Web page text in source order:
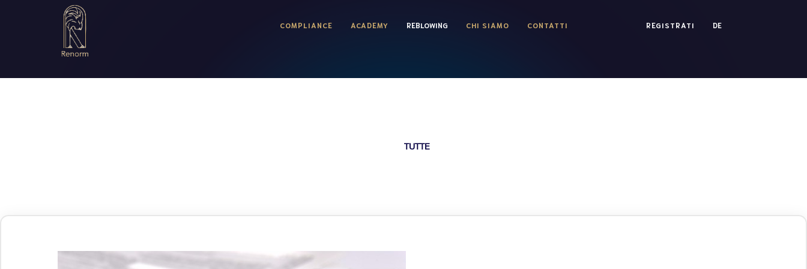
COMPLIANCE ACADEMY REBLOWING CHI SIAMO CONTATTI REGISTRATI DE
TUTTE